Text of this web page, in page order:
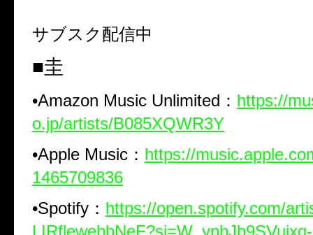
サブスク配信中
■圭
•Amazon Music Unlimited ： https://
o.jp/artists/B085XQWR3Y
•Apple Music ： https://
1465709836
•Spotify ： https://open.spotify.com/